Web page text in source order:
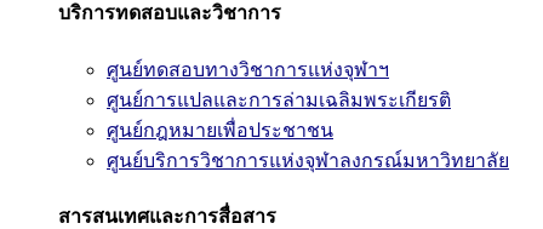
บริการทดสอบและวิชาการ
ศูนย์ทดสอบทางวิชาการแห่งจุฬาฯ
ศูนย์การแปลและการล่ามเฉลิมพระเกียรติ
ศูนย์กฎหมายเพื่อประชาชน
ศูนย์บริการวิชาการแห่งจุฬาลงกรณ์มหาวิทยาลัย
สารสนเทศและการสื่อสาร